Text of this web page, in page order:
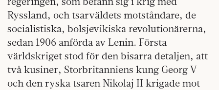
Ryssland, och tsarväldets motståndare, de
socialistiska, bolsjevikiska revolutionärerna,
sedan 1906 anförda av Lenin. Första
världskriget stod för den bisarra detaljen, att
två kusiner, Storbritanniens kung Georg V
och den ryska tsaren Nikolaj II krigade mot